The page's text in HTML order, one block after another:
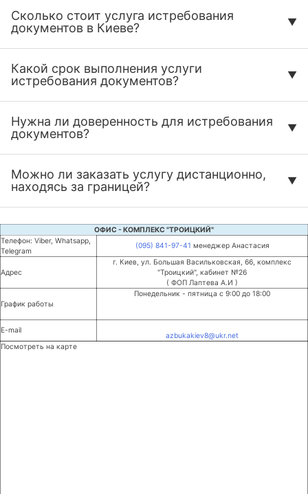
Сколько стоит услуга истребования
документов в Киеве?
Какой срок выполнения услуги
истребования документов?
Нужна ли доверенность для истребования
документов?
Можно ли заказать услугу дистанционно,
находясь за границей?
ОФИС - КОМПЛЕКС "ТРОИЦКИЙ"
Телефон: Viber, Whatsapp,
Telegram
(095) 841-97-41 менеджер Анастасия
Адрес
г. Киев, ул. Большая Васильковская, 66, комплекс
"Троицкий", кабинет №26
( ФОП Лаптева А.И )
График работы
Понедельник - пятница с 9:00 до 18:00
E-mail
azbukakiev8@ukr.net
Посмотреть на карте